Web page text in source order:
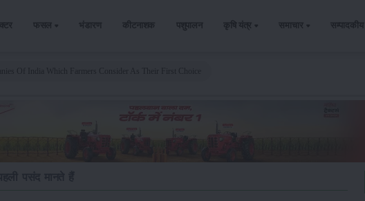
फसल भंडारण कीटनाशक पशुपालन कृषि यंत्र समाचार सम्पादकीय